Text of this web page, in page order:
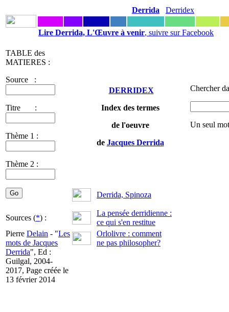
Derrida Derridex
Lire Derrida, L'Œuvre à venir, suivre sur Facebook
TABLE des
MATIERES :
Source :
Titre :
Thème 1 :
Thème 2 :
DERRIDEX
Index des termes
de l'oeuvre
de Jacques Derrida
Chercher
Un seul
Derrida, Spinoza
Sources (*) :
La pensée derridienne :
ce qui s'en restitue
Pierre Delain - "Les
mots de Jacques
Derrida", Ed :
Guilgal, 2004-
2017, Page créée le
13 février 2014
Orlolivre : comment
ne pas philosopher?